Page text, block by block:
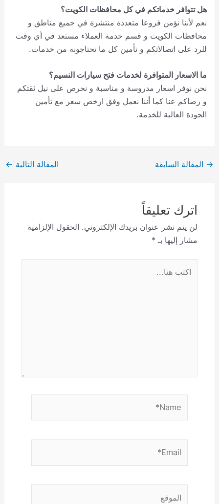
هل تتوافر خدماتكم في كل محافظات الكويت؟
نعم لأننا نؤمن فروعا متعددة منتشرة في جميع مناطق و
محافظات الكويت و قسم خدمة العملاء مستعد في أي وقت
للرد على اتصالاتكم و تأمين كل ما تحتاجونه من خدمات.
ما الاسعار المتوافرة لخدمات فتح سيارات النسيم؟
نحن نوفر اسعار مدروسة و مناسبة و نحرص على نيل ثقتكم
و رضاكم عنا كما أننا نعمل وفق ارخص سعر مع تأمين
الجودة العالية للخدمة.
Post
→ المقالة السابقة المقالة التالية ←
اترك تعليقاً
لن يتم نشر عنوان بريدك الإلكتروني. الحقول الإلزامية
مشار إليها بـ *
هنا...